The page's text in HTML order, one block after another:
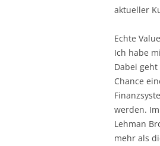
aktueller
Echte
Ich habe
Dabei
Chance
werden.
Lehman
mehr als